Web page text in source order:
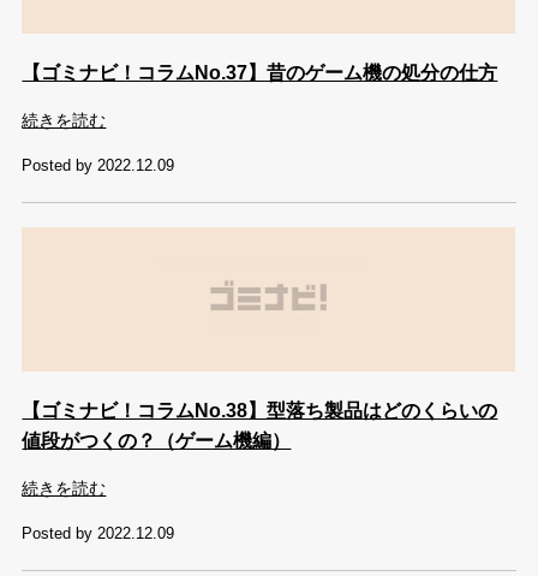
【ゴミナビ！コラムNo.37】昔のゲーム機の処分の仕方
続きを読む
Posted by 2022.12.09
【ゴミナビ！コラムNo.38】型落ち製品はどのくらいの
値段がつくの？（ゲーム機編）
続きを読む
Posted by 2022.12.09